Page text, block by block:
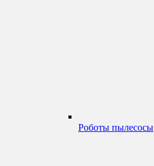
Роботы пылесосы